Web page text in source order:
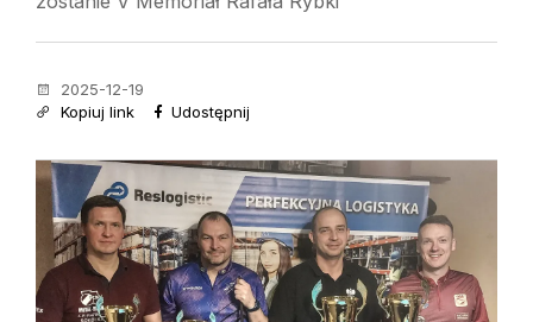
2025-12-19
Kopiuj link
Udostępnij